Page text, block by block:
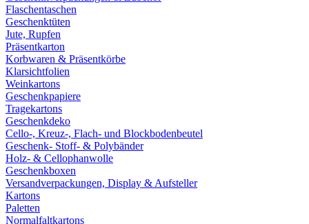
Flaschentaschen
Geschenktüten
Jute, Rupfen
Präsentkarton
Korbwaren & Präsentkörbe
Klarsichtfolien
Weinkartons
Geschenkpapiere
Tragekartons
Geschenkdeko
Cello-, Kreuz-, Flach- und Blockbodenbeutel
Geschenk- Stoff- & Polybänder
Holz- & Cellophanwolle
Geschenkboxen
Versandverpackungen, Display & Aufsteller
Kartons
Paletten
Normalfaltkartons